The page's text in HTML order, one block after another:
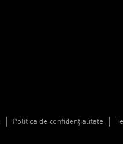
Politica de confidențialitate